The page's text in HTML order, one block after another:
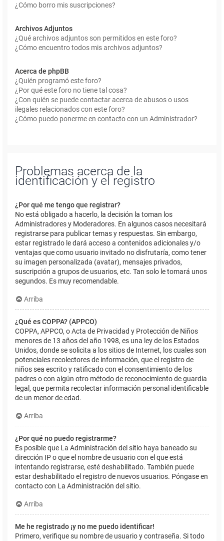
¿Cómo borro mis suscripciones?
Archivos Adjuntos
¿Qué archivos adjuntos son permitidos en este foro?
¿Cómo encuentro todos mis archivos adjuntos?
Acerca de phpBB
¿Quién programó este foro?
¿Por qué este foro no tiene tal cosa?
¿Con quién se puede contactar acerca de abusos o usos
ilegales relacionados con este foro?
¿Cómo puedo ponerme en contacto con un Administrador?
Problemas acerca de la
identificación y el registro
¿Por qué me tengo que registrar?
No está obligado a hacerlo, la decisión la toman los
Administradores y Moderadores. En algunos casos necesitará
registrarse para publicar temas y respuestas. Sin embargo,
estar registrado le dará acceso a contenidos adicionales y/o
ventajas que como usuario invitado no disfrutaría, como tener
su imagen personalizada (avatar), mensajes privados,
suscripción a grupos de usuarios, etc. Tan solo le tomará unos
segundos. Es muy recomendable.
Arriba
¿Qué es COPPA? (APPCO)
COPPA, APPCO, o Acta de Privacidad y Protección de Niños
menores de 13 años del año 1998, es una ley de los Estados
Unidos, donde se solicita a los sitios de Internet, los cuales son
potenciales recolectores de información, que el registro de
niños sea escrito y ratificado con el consentimiento de los
padres o con algún otro método de reconocimiento de guardia
legal, que permita recolectar información personal identificable
de un menor de edad.
Arriba
¿Por qué no puedo registrarme?
Es posible que La Administración del sitio haya baneado su
dirección IP o que el nombre de usuario con el que está
intentando registrarse, esté deshabilitado. También puede
estar deshabilitado el registro de nuevos usuarios. Póngase en
contacto con La Administración del sitio.
Arriba
Me he registrado ¡y no me puedo identificar!
Primero, verifique su nombre de usuario y contraseña. Si todo